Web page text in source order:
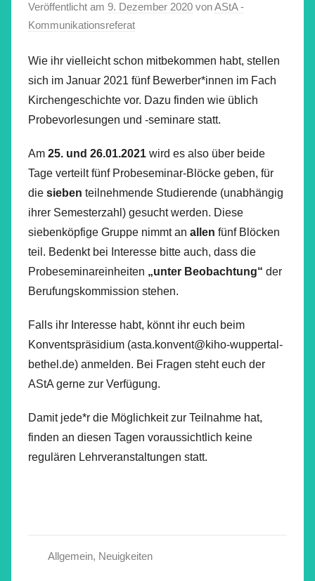
Veröffentlicht am 9. Dezember 2020 vonAStA -
Kommunikationsreferat
Wie ihr vielleicht schon mitbekommen habt, stellen
sich im Januar 2021 fünf Bewerber*innen im Fach
Kirchengeschichte vor. Dazu finden wie üblich
Probevorlesungen und -seminare statt.
Am 25. und 26.01.2021 wird es also über beide
Tage verteilt fünf Probeseminar-Blöcke geben, für
die sieben teilnehmende Studierende (unabhängig
ihrer Semesterzahl) gesucht werden. Diese
siebenköpfige Gruppe nimmt an allen fünf Blöcken
teil. Bedenkt bei Interesse bitte auch, dass die
Probeseminareinheiten „unter Beobachtung“ der
Berufungskommission stehen.
Falls ihr Interesse habt, könnt ihr euch beim
Konventspräsidium (asta.konvent@kiho-wuppertal-
bethel.de) anmelden. Bei Fragen steht euch der
AStA gerne zur Verfügung.
Damit jede*r die Möglichkeit zur Teilnahme hat,
finden an diesen Tagen voraussichtlich keine
regulären Lehrveranstaltungen statt.
Allgemein, Neuigkeiten